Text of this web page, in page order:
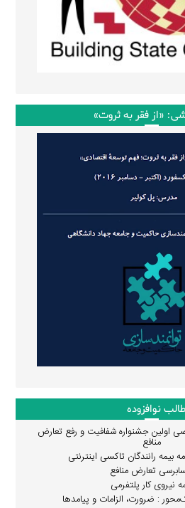
«از فقر به ثروت»
نوافزوده
اولین جشنواره شفافیت و رفع تعارض
منافع
بیمه رانندگان تاکسی اینترنتی
تعارض منافع
نیروی کار پلتفرمی
: ضرورت، الزامات و پیامدها